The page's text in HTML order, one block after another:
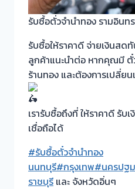
รับซื้อตั่วจำนำทอง รามอินท
รับซื้อให้ราคาดี จ่ายเงินสด
ลูกค้าแนะนำต่อ หากคุณมี ตั๋
ร้านทอง และต้องการเปลี่ย
เรารับซื้อถึงที่ ให้ราคาดี รั
เชื่อถือได้
#รับซื้อตั๋วจำนำทอง
นนทบุรี#กรุงเทพ#นครปฐม
ราชบุรี และ จังหวัดอิ่นๆ